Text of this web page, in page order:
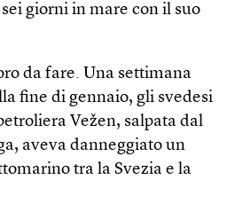
giorni in mare con il suo
da fare. Una settimana
fine di gennaio, gli svedesi
Vežen, salpata dal
aveva danneggiato un
tra la Svezia e la